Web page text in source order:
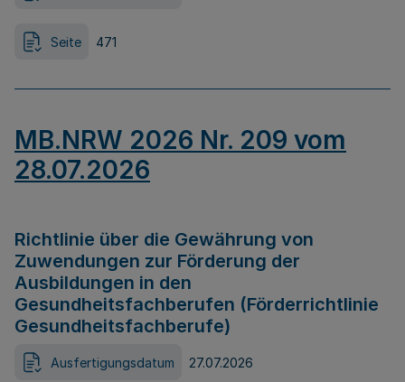
Seite 471
MB.NRW 2026 Nr. 209 vom
28.07.2026
Richtlinie über die Gewährung von
Zuwendungen zur Förderung der
Ausbildungen in den
Gesundheitsfachberufen (Förderrichtlinie
Gesundheitsfachberufe)
Ausfertigungsdatum 27.07.2026